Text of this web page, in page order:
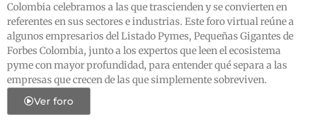
Colombia celebramos a las que trascienden y se convierten en
referentes en sus sectores e industrias. Este foro virtual reúne a
algunos empresarios del Listado Pymes, Pequeñas Gigantes de
Forbes Colombia, junto a los expertos que leen el ecosistema
pyme con mayor profundidad, para entender qué separa a las
empresas que crecen de las que simplemente sobreviven.
Ver foro